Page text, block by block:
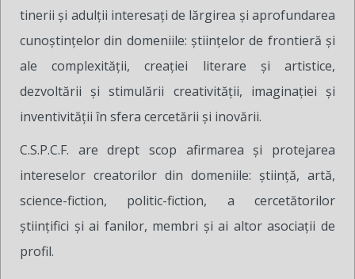
tinerii şi adulţii interesaţi de lărgirea şi aprofundarea
cunoştinţelor din domeniile: ştiinţelor de frontieră şi
ale complexităţii, creaţiei literare şi artistice,
dezvoltării şi stimulării creativităţii, imaginaţiei şi
inventivităţii în sfera cercetării şi inovării.
C.S.P.C.F. are drept scop afirmarea şi protejarea
intereselor creatorilor din domeniile: ştiinţă, artă,
science-fiction, politic-fiction, a cercetătorilor
ştiinţifici şi ai fanilor, membri şi ai altor asociaţii de
profil.